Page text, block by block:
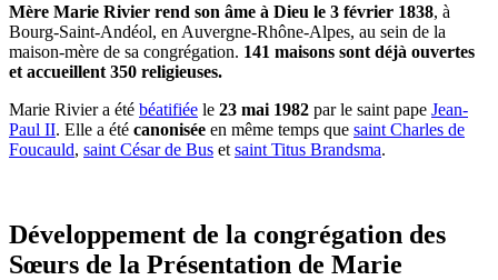
Mère Marie Rivier rend son âme à Dieu le 3 février 1838, à
Bourg-Saint-Andéol, en Auvergne-Rhône-Alpes, au sein de la
maison-mère de sa congrégation. 141 maisons sont déjà ouvertes
et accueillent 350 religieuses.
Marie Rivier a été béatifiée le 23 mai 1982 par le saint pape Jean-
Paul II. Elle a été canonisée en même temps que saint Charles de
Foucauld, saint César de Bus et saint Titus Brandsma.
Développement de la congrégation des
Sœurs de la Présentation de Marie